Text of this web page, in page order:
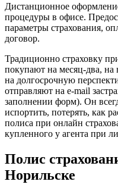
Дистанционное
процедуры в офисе.
параметры страхования,
договор.
Традиционно страховку
покупают на месяц-два, на
на долгосрочную
отправляют на e-mail
заполнении форм). Он
испортить, потерять, как
полиса при онлайн
купленного у агента при
Полис
Норильске